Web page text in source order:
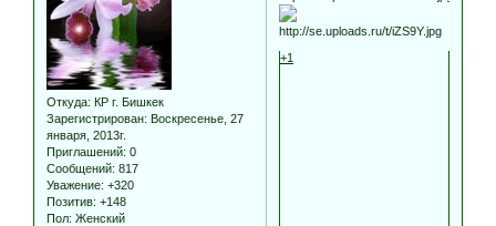
Откуда: КР г. Бишкек
Зарегистрирован: Воскресенье, 27
января, 2013г.
Приглашений: 0
Сообщений: 817
Уважение: +320
Позитив: +148
Пол: Женский
+1